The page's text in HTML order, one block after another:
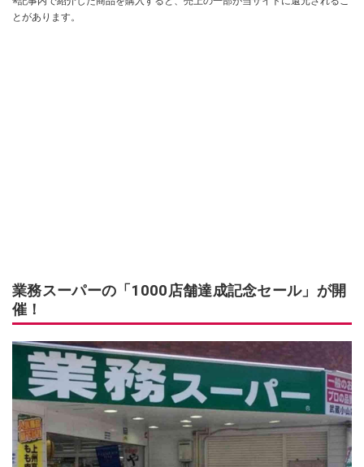
とがあります。
業務スーパーの「1000店舗達成記念セール」が開
催！